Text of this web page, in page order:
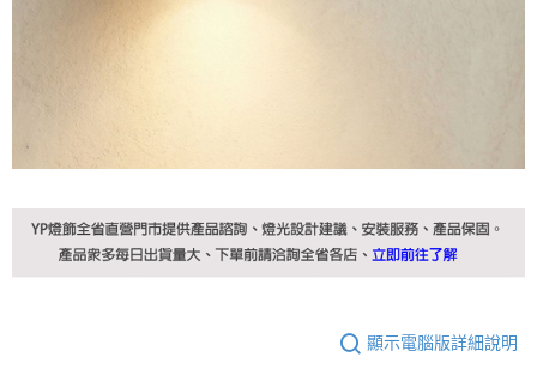
顯示電腦版詳細說明